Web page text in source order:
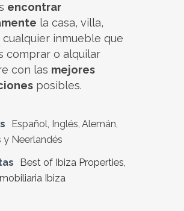
encontrar
la casa, villa,
cualquier inmueble que
comprar o alquilar
con las mejores
posibles.
Español, Inglés, Alemán,
y Neerlandés
Best of Ibiza Properties,
Ibiza